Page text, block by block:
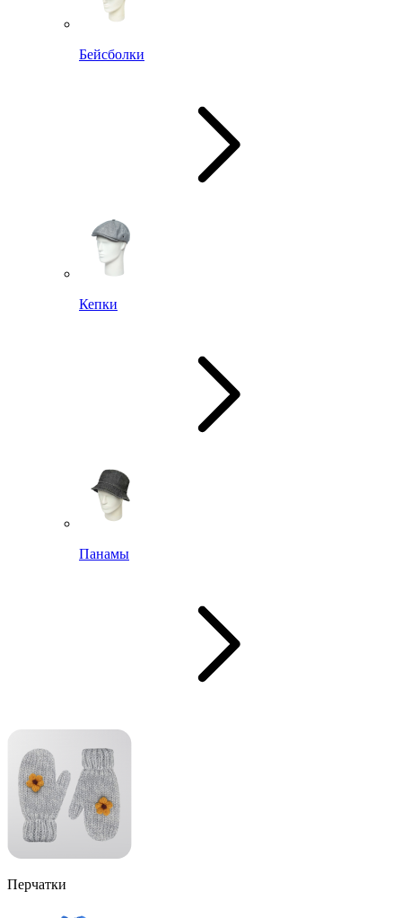
Бейсболки
Кепки
Панамы
Перчатки